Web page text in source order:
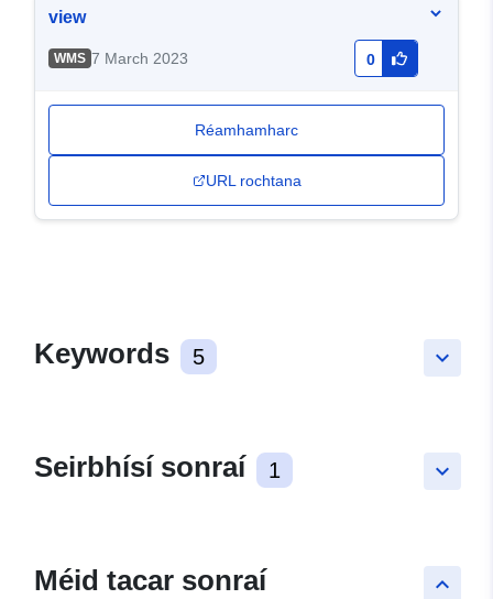
view
WMS 7 March 2023 0
Réamhamharc
URL rochtana
keyboard_arrow_down
Keywords 5
keyboard_arrow_down
Seirbhísí sonraí 1
keyboard_arrow_up
Méid tacar sonraí